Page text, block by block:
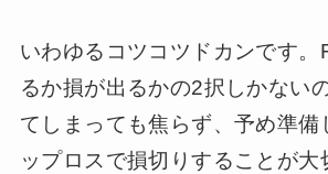
いわゆるコツコツドカンです。
るか損が出るかの2択しかない
てしまっても焦らず、予め準備
ップロスで損切りすることが大